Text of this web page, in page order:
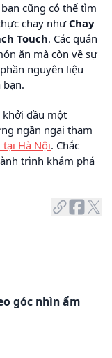
cũng có thể tìm
chay nhưChay
Touch. Các quán
ăn mà còn về sự
nguyên liệu
khởi đầu một
ngần ngại tham
Hà Nội. Chắc
trình khám phá
góc nhìn ẩm